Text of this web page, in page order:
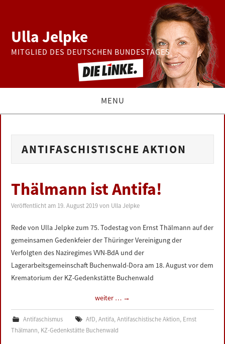
Ulla Jelpke
MITGLIED DES DEUTSCHEN BUNDESTAGES
MENU
BUNDESTAG
ZUR PERSON
DATENSCHUTZERKLÄRUNG
ANTIFASCHISTISCHE AKTION
Thälmann ist Antifa!
Veröffentlicht am 19. August 2019 von Ulla Jelpke
Rede von Ulla Jelpke zum 75. Todestag von Ernst Thälmann auf der
gemeinsamen Gedenkfeier der Thüringer Vereinigung der
Verfolgten des Naziregimes VVN-BdA und der
Lagerarbeitsgemeinschaft Buchenwald-Dora am 18. August vor dem
Krematorium der KZ-Gedenkstätte Buchenwald
weiter … →
Antifaschismus AfD, Antifa, Antifaschistische Aktion, Ernst
Thälmann, KZ-Gedenkstätte Buchenwald